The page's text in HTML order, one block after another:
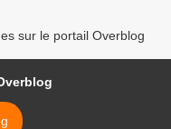
sur le portail Overblog